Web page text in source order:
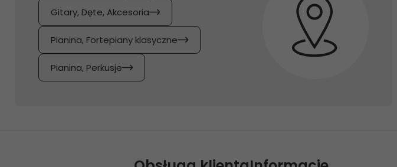
Gitary, Dęte, Akcesoria
Pianina, Fortepiany klasyczne
Pianina, Perkusje